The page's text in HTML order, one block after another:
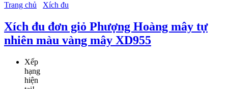
Trang chủ
Xích đu
Xích đu đơn giỏ Phượng Hoàng mây tự
nhiên màu vàng mây XD955
Xếp
hạng
hiện